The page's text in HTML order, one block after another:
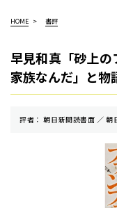
HOME 書評
早見和真「砂上
家族なんだ」と物
評者： 朝日新聞読書面 ／